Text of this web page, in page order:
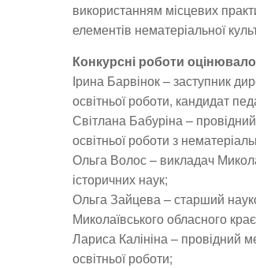
використанням місцевих
елементів нематеріальної
Конкурсні роботи оцінювало
Ірина Барвінок – заступник
освітньої роботи, кандидат
Світлана Бабуріна –
освітньої роботи з
Ольга Волос – викладач
історичних наук;
Ольга Зайцева – старший
Миколаївського обласного
Лариса Калініна – провідний
освітньої роботи;